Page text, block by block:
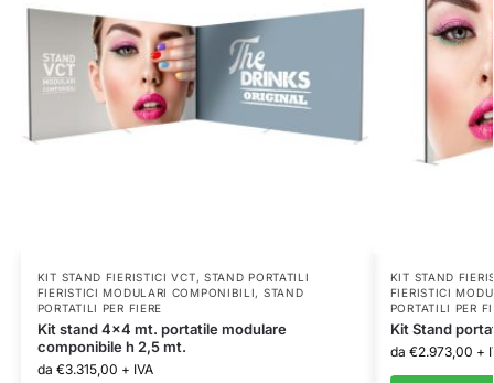
KIT STAND FIERISTICI VCT, STAND PORTATILI
FIERISTICI MODULARI COMPONIBILI, STAND
PORTATILI PER FIERE
Kit stand 4×4 mt. portatile modulare
componibile h 2,5 mt.
da €3.315,00 + IVA
KIT STAND
FIERISTICI
PORTATILI PER
Kit Stand
da €2.973,00 +